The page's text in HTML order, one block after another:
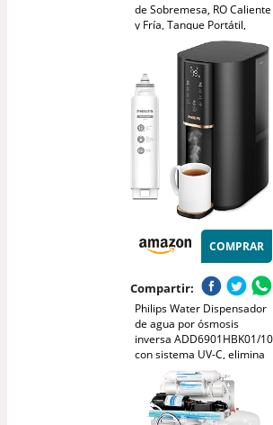
de Sobremesa, RO Caliente
y Fría, Tanque Portátil,
Dispensador Sin Botella, 6
Temperaturas, 3:1
Pura/Drenaje
COMPRAR
Compartir:
Philips Water Dispensador
de agua por ósmosis
inversa ADD6901HBK01/10
con sistema UV-C, elimina
hasta 110 sustancias,
calentamiento instantáneo,
vida útil del filtro 1 año